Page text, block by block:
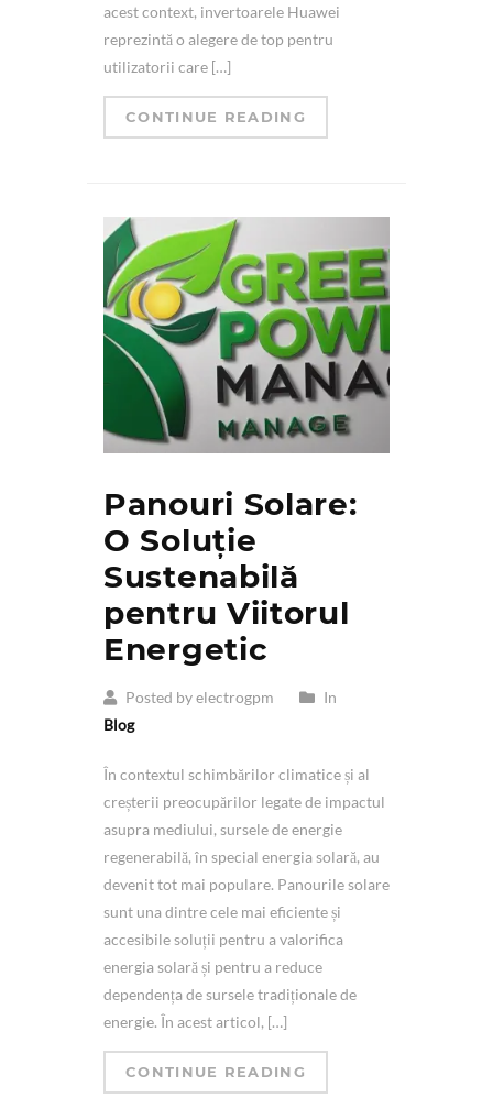
acest context, invertoarele Huawei
reprezintă o alegere de top pentru
utilizatorii care […]
CONTINUE READING
Panouri Solare:
O Soluție
Sustenabilă
pentru Viitorul
Energetic
Posted by electrogpm
In
Blog
În contextul schimbărilor climatice și al
creșterii preocupărilor legate de impactul
asupra mediului, sursele de energie
regenerabilă, în special energia solară, au
devenit tot mai populare. Panourile solare
sunt una dintre cele mai eficiente și
accesibile soluții pentru a valorifica
energia solară și pentru a reduce
dependența de sursele tradiționale de
energie. În acest articol, […]
CONTINUE READING